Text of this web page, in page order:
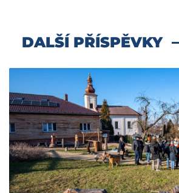
DALŠÍ PŘÍSPĚVKY